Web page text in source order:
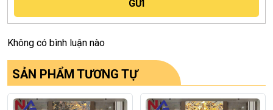
Không có bình luận nào
SẢN PHẨM TƯƠNG TỰ